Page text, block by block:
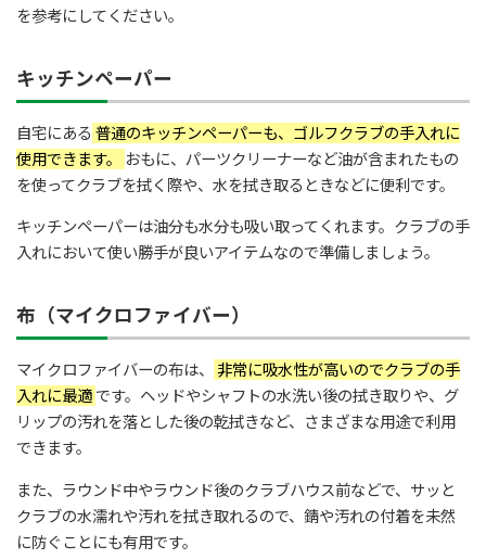
を参考にしてください。
キッチンペーパー
自宅にある 普通のキッチンペーパーも、ゴルフクラブの手入れに
使用できます。
おもに、パーツクリーナーなど油が含まれたもの
を使ってクラブを拭く際や、水を拭き取るときなどに便利です。
キッチンペーパーは油分も水分も吸い取ってくれます。クラブの手
入れにおいて使い勝手が良いアイテムなので準備しましょう。
布（マイクロファイバー）
マイクロファイバーの布は、
非常に吸水性が高いのでクラブの手
入れに最適です。ヘッドやシャフトの水洗い後の拭き取りや、グ
リップの汚れを落とした後の乾拭きなど、さまざまな用途で利用
できます。
また、ラウンド中やラウンド後のクラブハウス前などで、サッと
クラブの水濡れや汚れを拭き取れるので、錆や汚れの付着を未然
に防ぐことにも有用です。